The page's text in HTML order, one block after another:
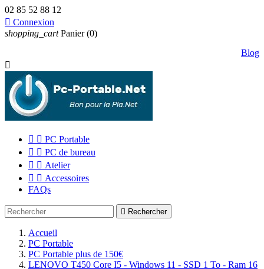
02 85 52 88 12
 Connexion
shopping_cart Panier (0)
Blog

  PC Portable
  PC de bureau
  Atelier
  Accessoires
FAQs
 Rechercher
Accueil
PC Portable
PC Portable plus de 150€
LENOVO T450 Core I5 - Windows 11 - SSD 1 To - Ram 16